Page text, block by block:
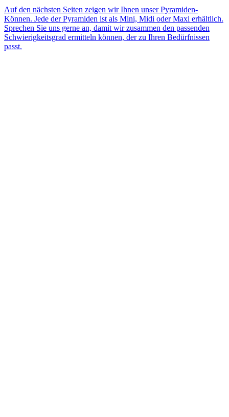
Auf den nächsten Seiten zeigen wir Ihnen unser Pyramiden-
Können. Jede der Pyramiden ist als Mini, Midi oder Maxi erhältlich.
Sprechen Sie uns gerne an, damit wir zusammen den passenden
Schwierigkeitsgrad ermitteln können, der zu Ihren Bedürfnissen
passt.